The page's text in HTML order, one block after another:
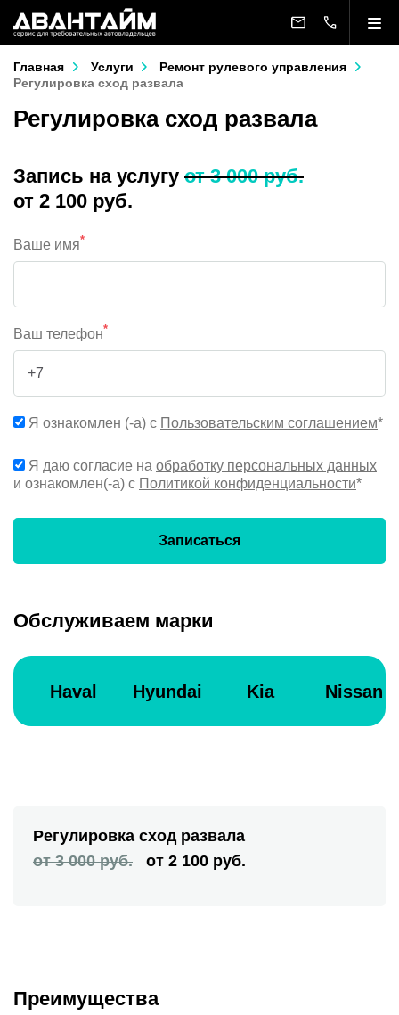
Главная Услуги
Ремонт рулевого управления
Регулировка сход развала
Регулировка сход развала
Запись на услугу от 3 000 руб.
от 2 100 руб.
Ваше имя*
Ваш телефон*
Я ознакомлен (-а) с Пользовательским соглашением*
Я даю согласие на обработку персональных данных
и ознакомлен(-а) с Политикой конфиденциальности*
Записаться
Обслуживаем марки
Haval Hyundai Kia Nissan
Регулировка сход развала
от 3 000 руб.
от 2 100 руб.
Преимущества